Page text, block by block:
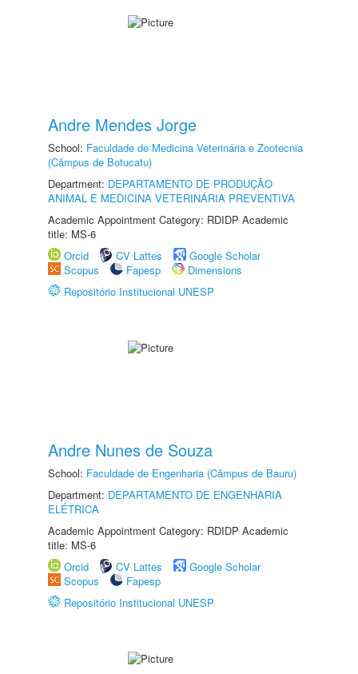
Andre Mendes Jorge
School: Faculdade de Medicina Veterinária e Zootecnia
(Câmpus de Botucatu)
Department: DEPARTAMENTO DE PRODUÇÃO
ANIMAL E MEDICINA VETERINÁRIA PREVENTIVA
Academic Appointment Category: RDIDP Academic
title: MS-6
Orcid
CV Lattes
Google Scholar
Scopus
Fapesp
Dimensions
Repositório Institucional UNESP
Andre Nunes de Souza
School: Faculdade de Engenharia (Câmpus de Bauru)
Department: DEPARTAMENTO DE ENGENHARIA
ELÉTRICA
Academic Appointment Category: RDIDP Academic
title: MS-6
Orcid
CV Lattes
Google Scholar
Scopus
Fapesp
Repositório Institucional UNESP